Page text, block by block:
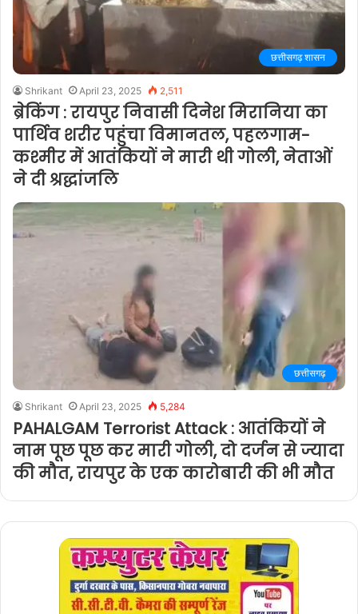
छत्तीसगढ़ शासन
Shrikant April 23, 2025 2,511
ब्रेकिंग : रायपुर निवासी दिनेश मिरानिया का
पार्थिव शरीर पहुंचा विमानतल, पहलगाम-
कश्मीर में आतंकियों ने मारी थी गोली, नेताओं
ने दी श्रद्धांजलि
छत्तीसगढ़
Shrikant April 23, 2025 5,284
PAHALGAM Terrorist Attack : आतंकियों ने
नाम पूछ पूछ कर मारी गोली, दो दर्जन से ज्यादा
की मौत, रायपुर के एक कारोबारी की भी मौत